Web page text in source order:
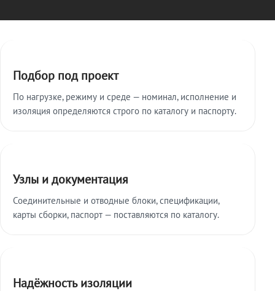
Подбор под проект
По нагрузке, режиму и среде — номинал, исполнение и
изоляция определяются строго по каталогу и паспорту.
Узлы и документация
Соединительные и отводные блоки, спецификации,
карты сборки, паспорт — поставляются по каталогу.
Надёжность изоляции